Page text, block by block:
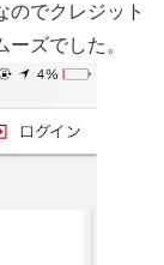
のでクレジット
ズでした。